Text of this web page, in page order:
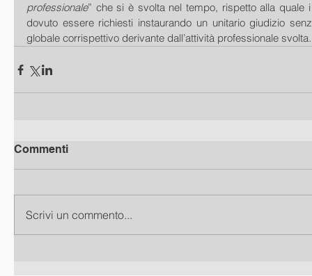
professionale” che si è svolta nel tempo, rispetto alla quale
dovuto essere richiesti instaurando un unitario giudizio
globale corrispettivo derivante dall’attività professionale svolta.
Commenti
Scrivi un commento...